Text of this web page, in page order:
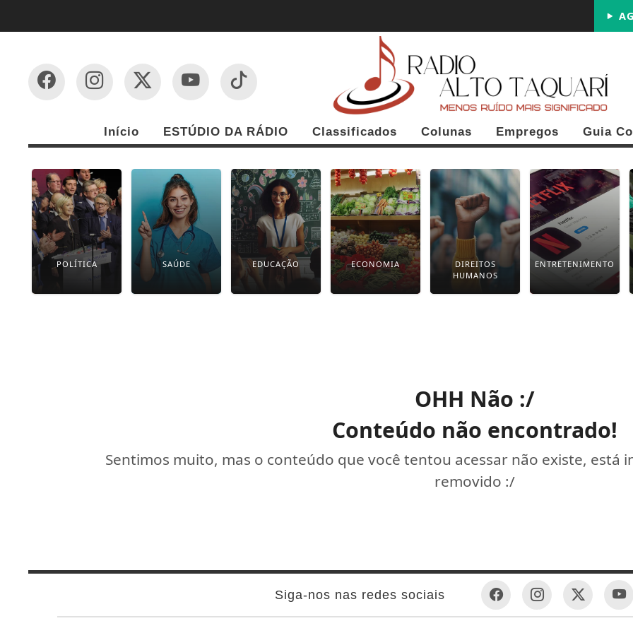
Início ESTÚDIO DA RÁDIO Classificados Colunas Empregos Guia
POLÍTICA SAÚDE EDUCAÇÃO ECONOMIA
DIREITOS
HUMANOS
ENTRETENIMENTO
OHH Não :/
Conteúdo não encontrado!
Sentimos muito, mas o conteúdo que você tentou acessar não existe, está
removido :/
Siga-nos nas redes sociais